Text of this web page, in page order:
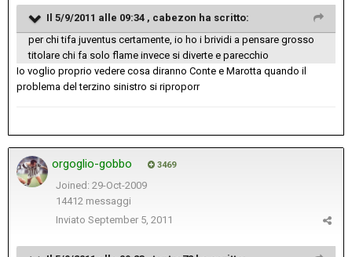
Il 5/9/2011 alle 09:34 , cabezon ha scritto:
per chi tifa juventus certamente, io ho i brividi a pensare grosso
titolare chi fa solo flame invece si diverte e parecchio
Io voglio proprio vedere cosa diranno Conte e Marotta quando il
problema del terzino sinistro si riproporr
orgoglio-gobbo 3469
Joined: 29-Oct-2009
14412 messaggi
Inviato September 5, 2011